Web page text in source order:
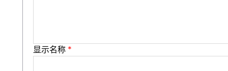
显示名称 *